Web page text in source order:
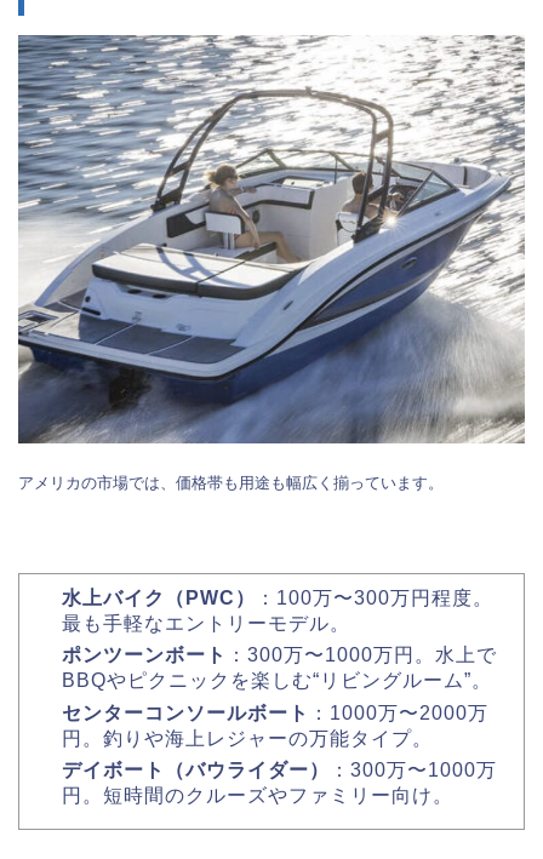
アメリカの市場では、価格帯も用途も幅広く揃っています。
水上バイク（PWC）
：100万〜300万円程度。
最も手軽なエントリーモデル。
ポンツーンボート
：300万〜1000万円。水上で
BBQやピクニックを楽しむ“リビングルーム”。
センターコンソールボート
：1000万〜2000万
円。釣りや海上レジャーの万能タイプ。
デイボート（バウライダー）
：300万〜1000万
円。短時間のクルーズやファミリー向け。